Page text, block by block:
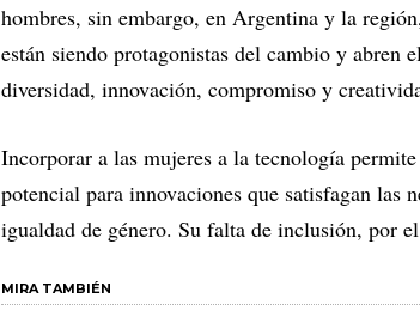
hombres, sin embargo, en Argentina y la
están siendo protagonistas del cambio y abren
diversidad, innovación, compromiso y
Incorporar a las mujeres a la tecnología
potencial para innovaciones que satisfagan las
igualdad de género. Su falta de inclusión, por
MIRA TAMBIÉN